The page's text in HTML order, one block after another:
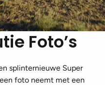
Foto’s
splinternieuwe Super
foto neemt met een